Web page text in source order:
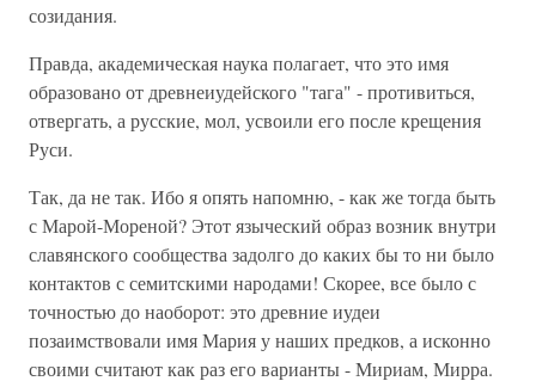
созидания.
Правда, академическая наука полагает, что это имя
образовано от древнеиудейского "тага" - противиться,
отвергать, а русские, мол, усвоили его после крещения
Руси.
Так, да не так. Ибо я опять напомню, - как же тогда быть
с Марой-Мореной? Этот языческий образ возник внутри
славянского сообщества задолго до каких бы то ни было
контактов с семитскими народами! Скорее, все было с
точностью до наоборот: это древние иудеи
позаимствовали имя Мария у наших предков, а исконно
своими считают как раз его варианты - Мириам, Мирра.